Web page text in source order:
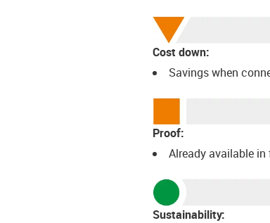
Cost down:
Savings when
Proof:
Already available in
Sustainability: